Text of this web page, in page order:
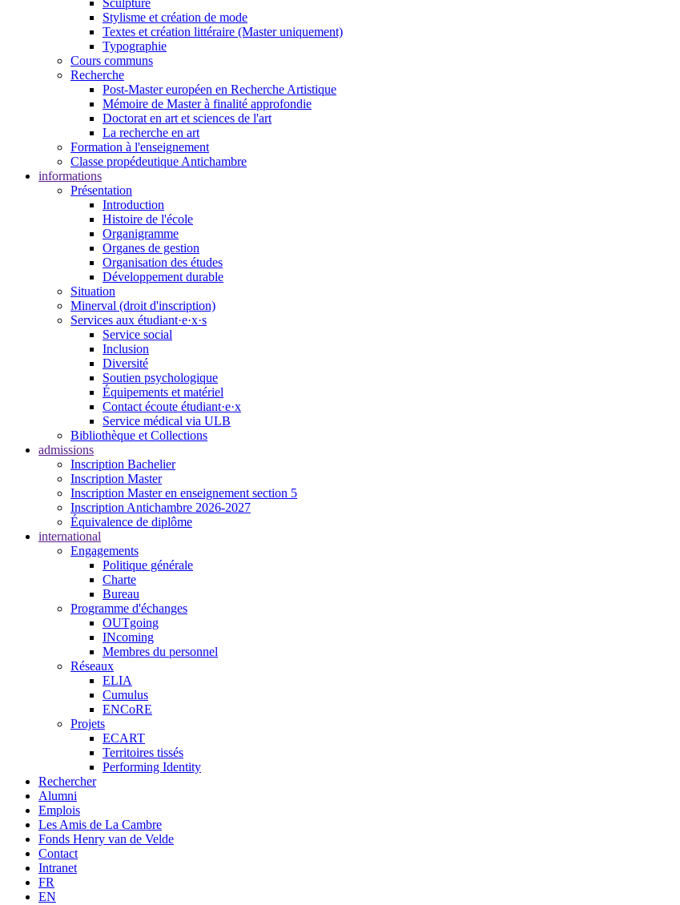
Stylisme et création de mode
Textes et création littéraire (Master uniquement)
Typographie
Cours communs
Recherche
Post-Master européen en Recherche Artistique
Mémoire de Master à finalité approfondie
Doctorat en art et sciences de l'art
La recherche en art
Formation à l'enseignement
Classe propédeutique Antichambre
informations
Présentation
Introduction
Histoire de l'école
Organigramme
Organes de gestion
Organisation des études
Développement durable
Situation
Minerval (droit d'inscription)
Services aux étudiant·e·x·s
Service social
Inclusion
Diversité
Soutien psychologique
Équipements et matériel
Contact écoute étudiant·e·x
Service médical via ULB
Bibliothèque et Collections
admissions
Inscription Bachelier
Inscription Master
Inscription Master en enseignement section 5
Inscription Antichambre 2026-2027
Équivalence de diplôme
international
Engagements
Politique générale
Charte
Bureau
Programme d'échanges
OUTgoing
INcoming
Membres du personnel
Réseaux
ELIA
Cumulus
ENCoRE
Projets
ECART
Territoires tissés
Performing Identity
Rechercher
Alumni
Emplois
Les Amis de La Cambre
Fonds Henry van de Velde
Contact
Intranet
FR
EN